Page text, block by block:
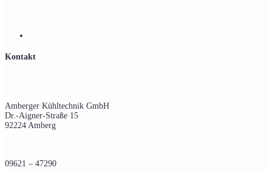
Kontakt
Amberger Kühltechnik GmbH
Dr.-Aigner-Straße 15
92224 Amberg
09621 – 47290